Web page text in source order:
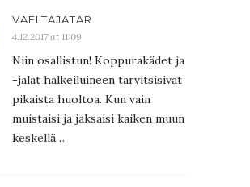
VAELTAJATAR
4.12.2017 at 11:09
Niin osallistun! Koppurakädet ja
-jalat halkeiluineen tarvitsisivat
pikaista huoltoa. Kun vain
muistaisi ja jaksaisi kaiken muun
keskellä…